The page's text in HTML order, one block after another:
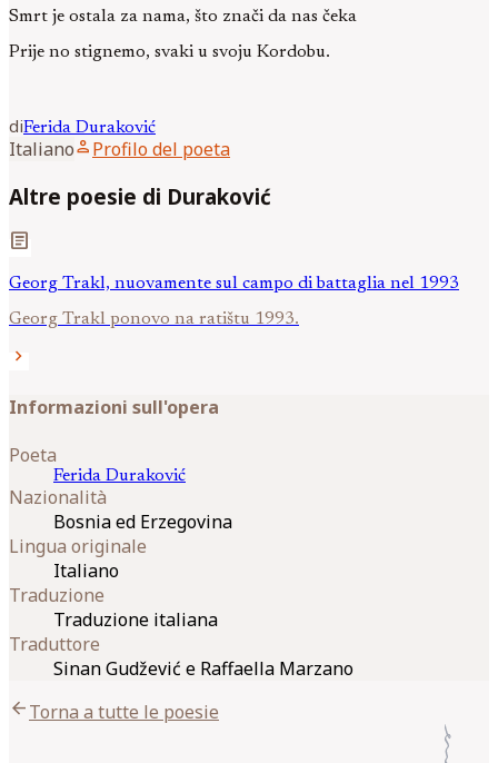
Smrt je ostala za nama, što znači da nas čeka
Prije no stignemo, svaki u svoju Kordobu.
diFerida Duraković
Italianoperson Profilo del poeta
Altre poesie di Duraković
article
Georg Trakl, nuovamente sul campo di battaglia nel 1993
Georg Trakl ponovo na ratištu 1993.
chevron_right
Informazioni sull'opera
Poeta
Ferida Duraković
Nazionalità
Bosnia ed Erzegovina
Lingua originale
Italiano
Traduzione
Traduzione italiana
Traduttore
Sinan Gudžević e Raffaella Marzano
arrow_backTorna a tutte le poesie